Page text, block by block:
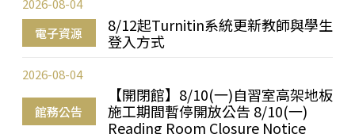
電子資源
8/12起Turnitin系統更新教師與學生
登入方式
2026-08-04
館務公告
【開閉館】8/10(一)自習室高架地板
施工期間暫停開放公告 8/10(一)
Reading Room Closure Notice
2026-08-04